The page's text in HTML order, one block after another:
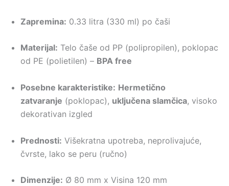
Zapremina: 0.33 litra (330 ml) po čaši
Materijal: Telo čaše od PP (polipropilen), poklopac
od PE (polietilen) – BPA free
Posebne karakteristike: Hermetično
zatvaranje (poklopac), uključena slamčica, visoko
dekorativan izgled
Prednosti: Višekratna upotreba, neprolivajuće,
čvrste, lako se peru (ručno)
Dimenzije: Ø 80 mm x Visina 120 mm